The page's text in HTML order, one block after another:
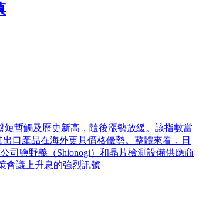
暫觸及歷史新高，隨後漲勢放緩。該指數當
口產品在海外更具價格優勢。整體來看，日
司鹽野義（Shionogi）和晶片檢測設備供應商
會議上升息的強烈訊號